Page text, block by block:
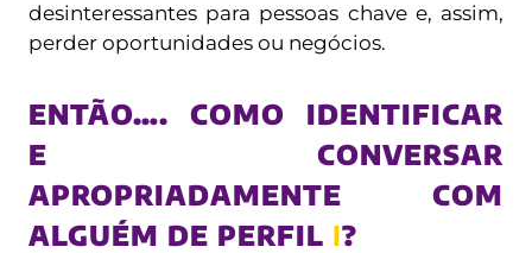
desinteressantes para pessoas chave e, assim,
perder oportunidades ou negócios.
ENTÃO…. COMO IDENTIFICAR
E CONVERSAR
APROPRIADAMENTE COM
ALGUÉM DE PERFIL I?